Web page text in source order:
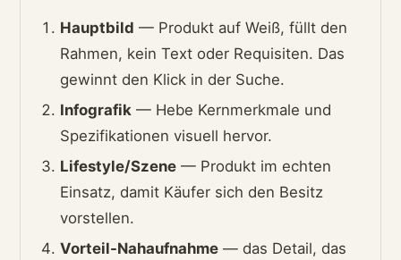
Hauptbild — Produkt auf Weiß, füllt den
Rahmen, kein Text oder Requisiten. Das
gewinnt den Klick in der Suche.
Infografik — Hebe Kernmerkmale und
Spezifikationen visuell hervor.
Lifestyle/Szene — Produkt im echten
Einsatz, damit Käufer sich den Besitz
vorstellen.
Vorteil-Nahaufnahme — das Detail, das